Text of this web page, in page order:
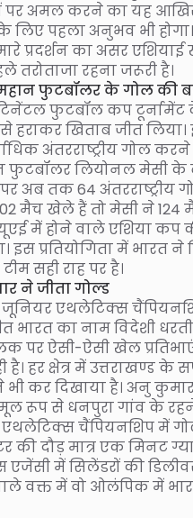
अमल करने का यह
पहला अनुभव भी होगा।
प्रदर्शन का असर एशियाई
तरोताजा रहना जरूरी है।
महान फुटबॉलर के गोल की
फुटबॉल कप
हराकर खिताब जीत
अंतरराष्ट्रीय गोल
लियोनल मेसी के
अब तक 64 अंतरराष्ट्रीय
102 मैच खेले हैं तो मेसी ने
यूएई में होने वाले एशिया
इस प्रतियोगिता में भारत
सही राह पर है।
ने जीता गोल्ड
एथलेटिक्स
भारत का नाम विदेशी
पर ऐसी-ऐसी खेल
है। हर क्षेत्र में
कर दिखाया है। अनु
मूल रूप से धनपुरा गांव के
चैंपियनशिप में
की दौड़ मात्र एक मिनट
एजेंसी में सिलेंडरों की
वक्त में वो ओलंपिक में